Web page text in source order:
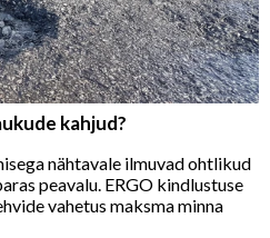
kahjud?
nähtavale ilmuvad ohtlikud
peavalu. ERGO kindlustuse
vahetus maksma minna